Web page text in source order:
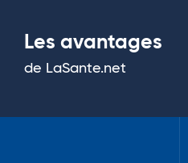
Les avantages
de LaSante.net